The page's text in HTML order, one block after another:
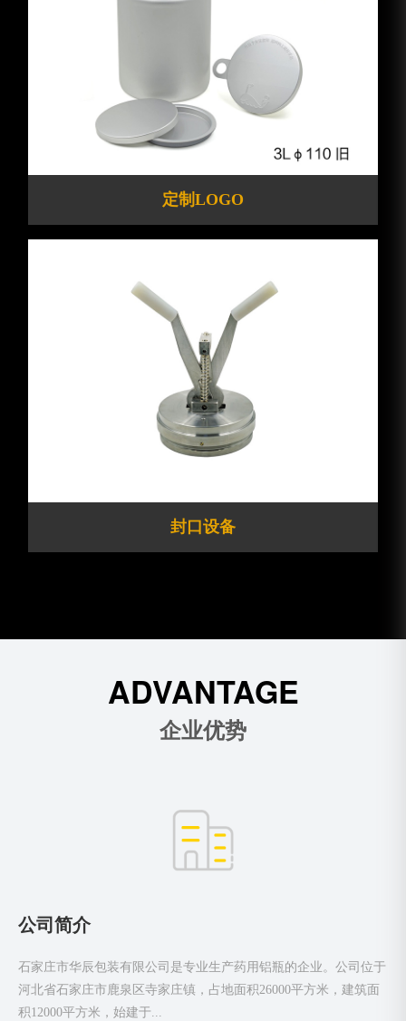
定制LOGO
封口设备
ADVANTAGE
企业优势
公司简介
石家庄市华辰包装有限公司是专业生产药用铝瓶的企业。公司位于
河北省石家庄市鹿泉区寺家庄镇，占地面积26000平方米，建筑面
积12000平方米，始建于...